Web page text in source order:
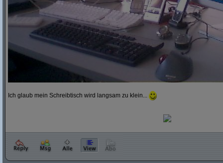
Ich glaub mein Schreibtisch wird langsam zu klein...